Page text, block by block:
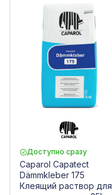
Доступно сразу
Caparol Capatect
Dämmkleber 175
Клеящий раствор для